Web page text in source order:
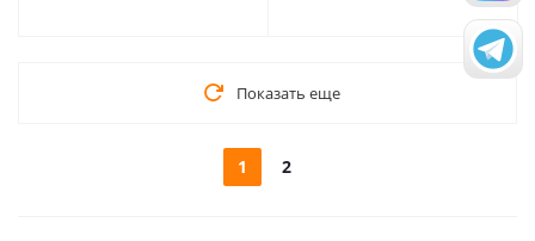
Показать еще
1 2